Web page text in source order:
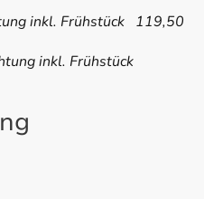
inkl. Frühstück 119,50
inkl. Frühstück